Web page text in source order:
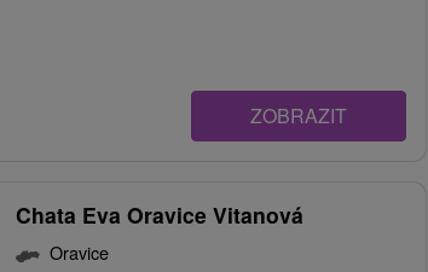
ZOBRAZIT
Chata Eva Oravice Vitanová
Oravice